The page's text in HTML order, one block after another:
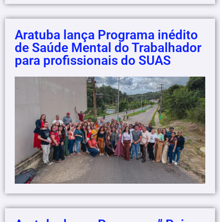
Aratuba lança Programa inédito
de Saúde Mental do Trabalhador
para profissionais do SUAS